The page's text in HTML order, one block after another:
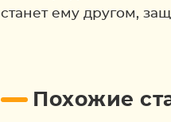
станет ему другом,
Похожие